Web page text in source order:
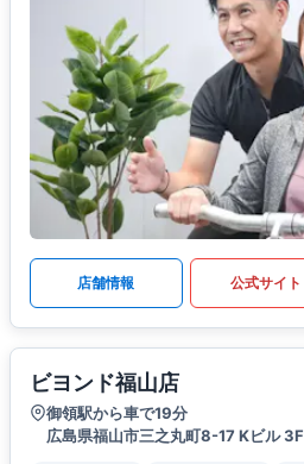
店舗情報 公式サイト
ビヨンド福山店
御領駅から車で19分
広島県福山市三之丸町8-17 Kビル 3F